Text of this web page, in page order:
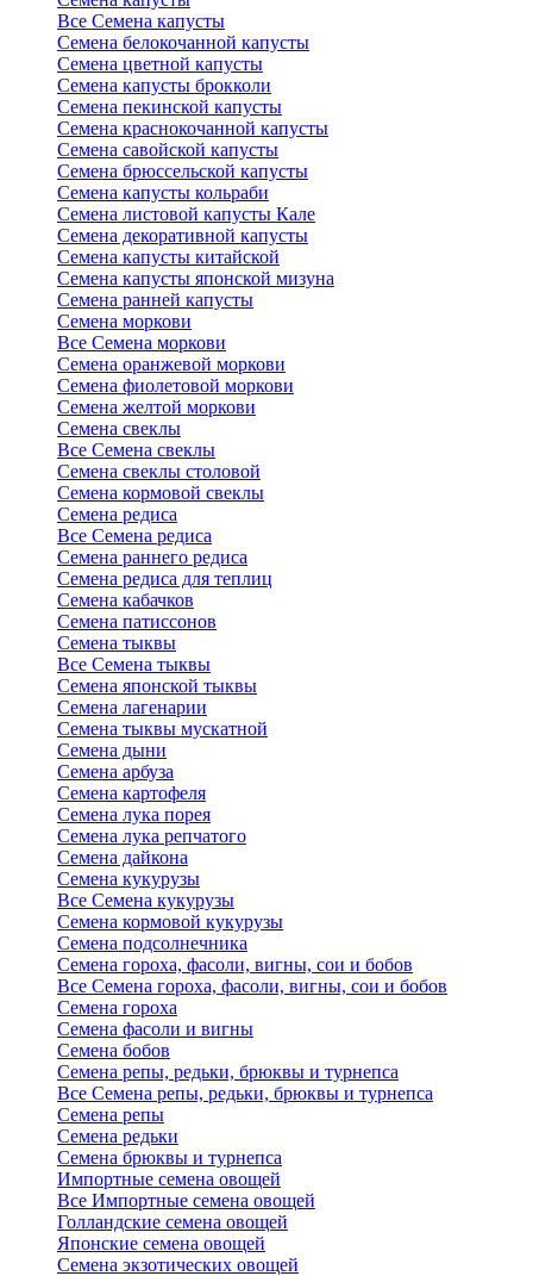
Все Семена капусты
Семена белокочанной капусты
Семена цветной капусты
Семена капусты брокколи
Семена пекинской капусты
Семена краснокочанной капусты
Семена савойской капусты
Семена брюссельской капусты
Семена капусты кольраби
Семена листовой капусты Кале
Семена декоративной капусты
Семена капусты китайской
Семена капусты японской мизуна
Семена ранней капусты
Семена моркови
Все Семена моркови
Семена оранжевой моркови
Семена фиолетовой моркови
Семена желтой моркови
Семена свеклы
Все Семена свеклы
Семена свеклы столовой
Семена кормовой свеклы
Семена редиса
Все Семена редиса
Семена раннего редиса
Семена редиса для теплиц
Семена кабачков
Семена патиссонов
Семена тыквы
Все Семена тыквы
Семена японской тыквы
Семена лагенарии
Семена тыквы мускатной
Семена дыни
Семена арбуза
Семена картофеля
Семена лука порея
Семена лука репчатого
Семена дайкона
Семена кукурузы
Все Семена кукурузы
Семена кормовой кукурузы
Семена подсолнечника
Семена гороха, фасоли, вигны, сои и бобов
Все Семена гороха, фасоли, вигны, сои и бобов
Семена гороха
Семена фасоли и вигны
Семена бобов
Семена репы, редьки, брюквы и турнепса
Все Семена репы, редьки, брюквы и турнепса
Семена репы
Семена редьки
Семена брюквы и турнепса
Импортные семена овощей
Все Импортные семена овощей
Голландские семена овощей
Японские семена овощей
Семена экзотических овощей